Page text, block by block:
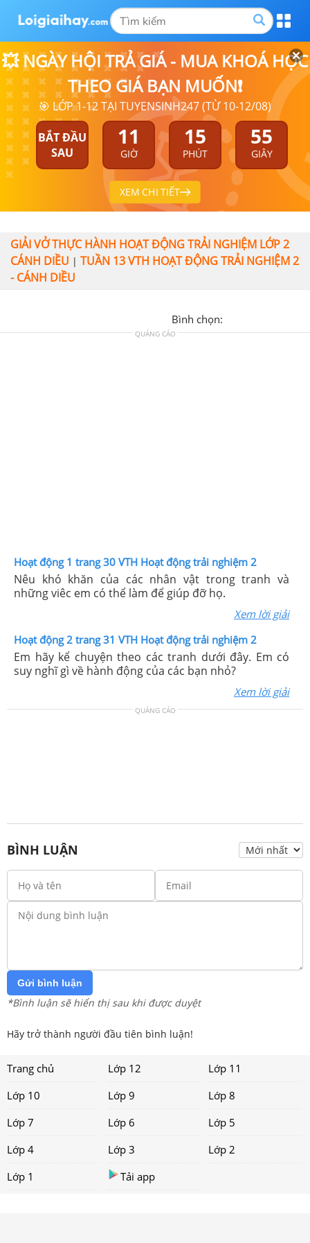
💥 NGÀY HỘI TRẢ GIÁ - MUA KHOÁ HỌC
THEO GIÁ BẠN MUỐN❗
🎯 LỚP 1-12 TẠI TUYENSINH247 (TỪ 10-12/08)
BẮT ĐẦU
SAU
11
GIỜ
15
PHÚT
55
GIÂY
XEM CHI TIẾT
GIẢI VỞ THỰC HÀNH HOẠT ĐỘNG TRẢI NGHIỆM LỚP 2
CÁNH DIỀU | TUẦN 13 VTH HOẠT ĐỘNG TRẢI NGHIỆM 2
- CÁNH DIỀU
Bình chọn:
QUẢNG CÁO
Hoạt động 1 trang 30 VTH Hoạt động trải nghiệm 2
Nêu khó khăn của các nhân vật trong tranh và
những viêc em có thể làm để giúp đỡ họ.
Xem lời giải
Hoạt động 2 trang 31 VTH Hoạt động trải nghiệm 2
Em hãy kể chuyện theo các tranh dưới đây. Em có
suy nghĩ gì về hành động của các bạn nhỏ?
Xem lời giải
QUẢNG CÁO
BÌNH LUẬN
Gửi bình luận
*Bình luận sẽ hiển thị sau khi được duyệt
Hãy trở thành người đầu tiên bình luận!
Trang chủ Lớp 12
Lớp 11
Lớp 10
Lớp 9
Lớp 8
Lớp 7
Lớp 6
Lớp 5
Lớp 4
Lớp 3
Lớp 2
Lớp 1
Tải app